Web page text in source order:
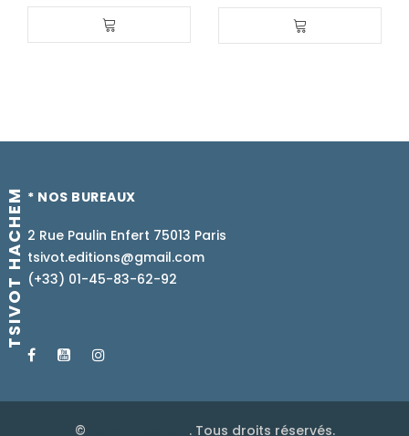
TSIVOT HACHEM * NOS BUREAUX
2 Rue Paulin Enfert 75013 Paris
tsivot.editions@gmail.com
(+33) 01-45-83-62-92
© . Tous droits réservés.